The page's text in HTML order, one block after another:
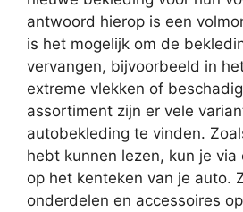
antwoord hierop is een
is het mogelijk om de
vervangen, bijvoorbeeld in
extreme vlekken of
assortiment zijn er vele
autobekleding te vinden.
hebt kunnen lezen, kun je via
op het kenteken van je auto.
onderdelen en accessoires